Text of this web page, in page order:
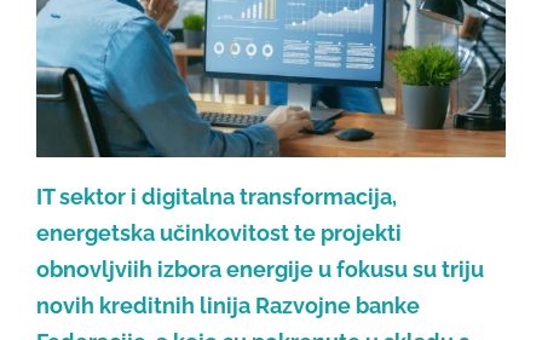
IT sektor i digitalna transformacija,
energetska učinkovitost te projekti
obnovljviih izbora energije u fokusu su triju
novih kreditnih linija Razvojne banke